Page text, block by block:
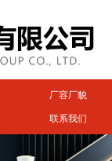
厂容厂貌
联系我们